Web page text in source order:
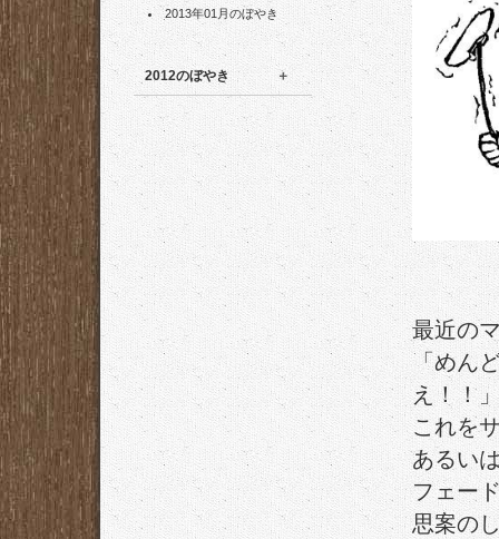
2013年01月のぼやき
2012のぼやき
最近の
「めん
え！！
これを
あるい
フェー
思案の